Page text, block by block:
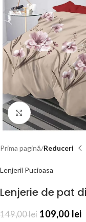
Click to enlarge
Prima pagină Reduceri
Lenjerii Pucioasa
Lenjerie de pat
149,00lei 109,00 lei